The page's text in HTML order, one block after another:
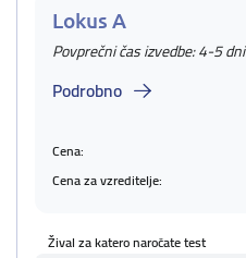
Lokus A
Povprečni čas izvedbe: 4-5 dni
Podrobno
Cena:
Cena za vzreditelje:
Žival za katero naročate test